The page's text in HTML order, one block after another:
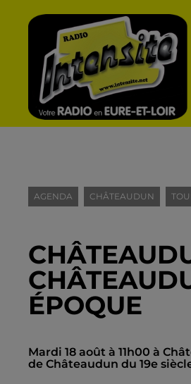
AGENDA CHÂTEAUDUN
ÉPOQUE
Mardi 18 août à 11h00 à
de Châteaudun du 19e